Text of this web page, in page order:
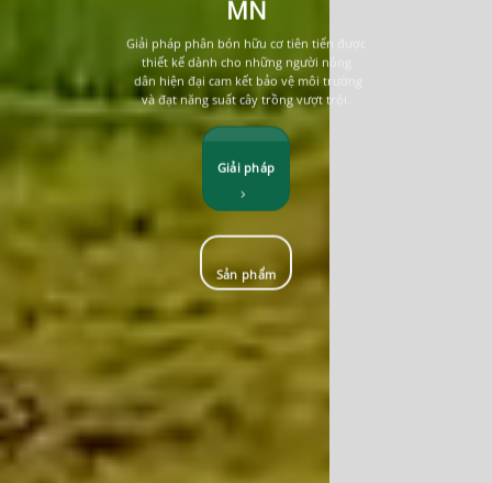
MN
Giải pháp phân bón hữu cơ tiên tiến được
thiết kế dành cho những người nông
dân hiện đại cam kết bảo vệ môi trường
và đạt năng suất cây trồng vượt trội.
Giải pháp
Sản phẩm